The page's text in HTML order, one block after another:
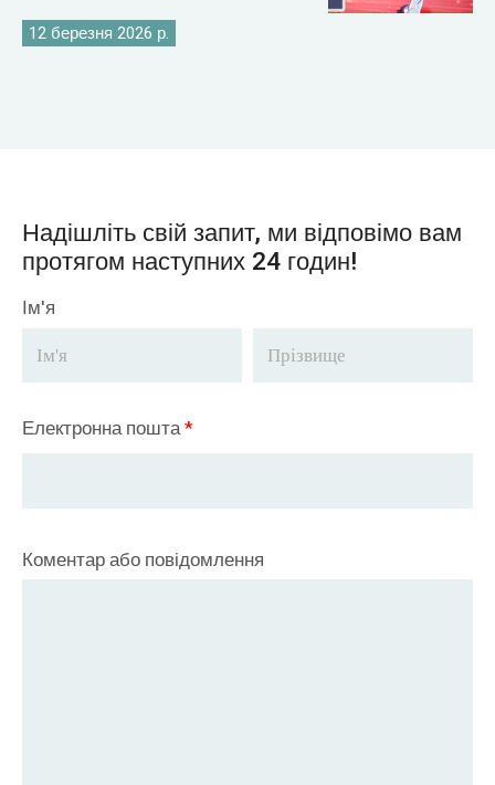
12 березня 2026 р.
Надішліть свій запит, ми відповімо вам
протягом наступних 24 годин!
Ім'я
Електронна пошта*
Коментар або повідомлення